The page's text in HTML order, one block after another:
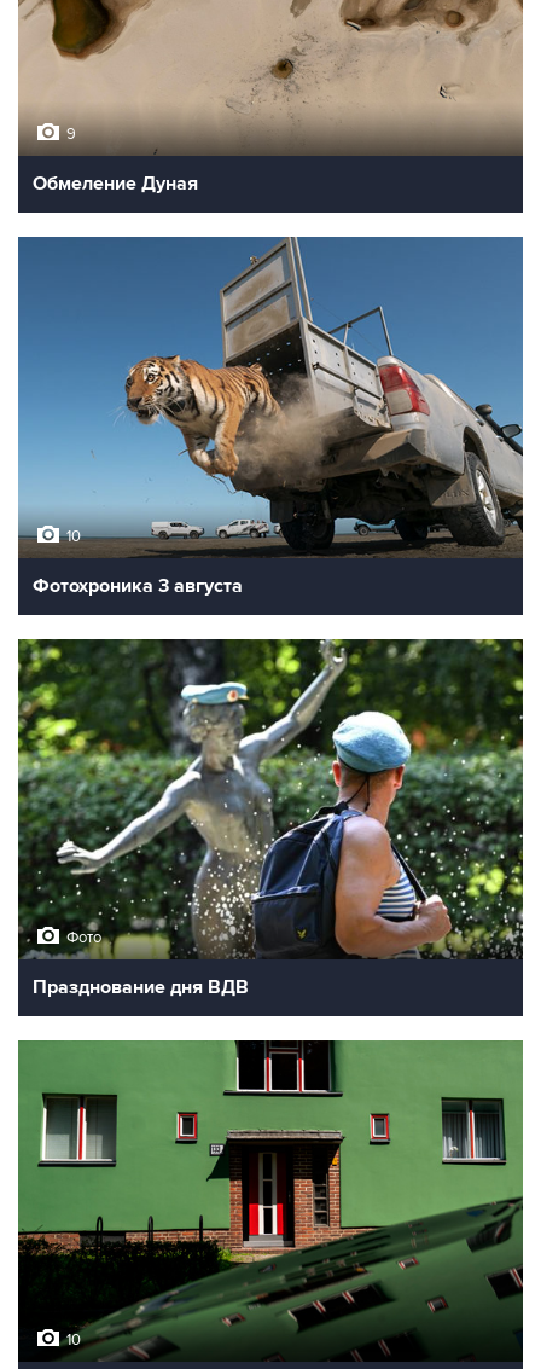
9
Обмеление Дуная
10
Фотохроника 3 августа
Фото
Празднование дня ВДВ
10